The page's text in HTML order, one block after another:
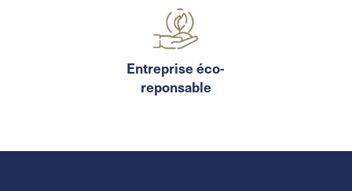
Entreprise éco-
reponsable